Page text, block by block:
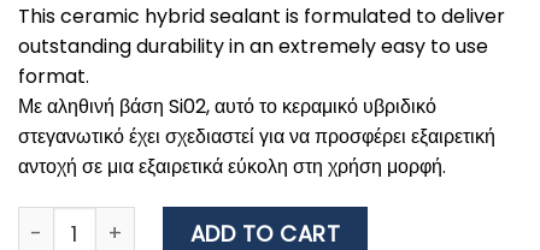
This ceramic hybrid sealant is formulated to deliver
outstanding durability in an extremely easy to use
format.
Με αληθινή βάση Si02, αυτό το κεραμικό υβριδικό
στεγανωτικό έχει σχεδιαστεί για να προσφέρει εξαιρετική
αντοχή σε μια εξαιρετικά εύκολη στη χρήση μορφή.
MEGUIAR'S PRO HYBRID CERAMIC SEALANT 16 OZ
ADD TO CART